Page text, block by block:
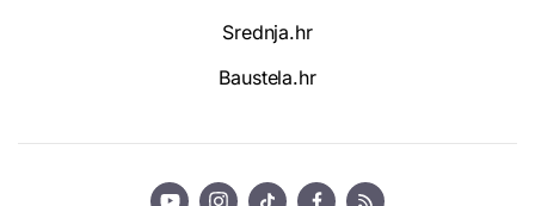
Srednja.hr
Baustela.hr